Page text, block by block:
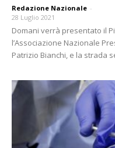
Redazione Nazionale -
28 Luglio 2021
Domani verrà presentato il
l’Associazione Nazionale
Patrizio Bianchi, e la strada